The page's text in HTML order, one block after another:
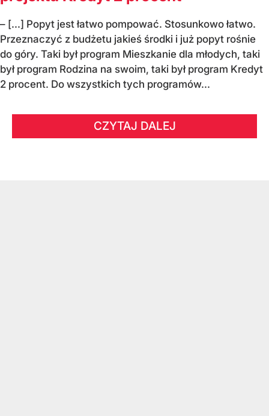
– [...] Popyt jest łatwo pompować. Stosunkowo łatwo.
Przeznaczyć z budżetu jakieś środki i już popyt rośnie
do góry. Taki był program Mieszkanie dla młodych, taki
był program Rodzina na swoim, taki był program Kredyt
2 procent. Do wszystkich tych programów...
CZYTAJ DALEJ